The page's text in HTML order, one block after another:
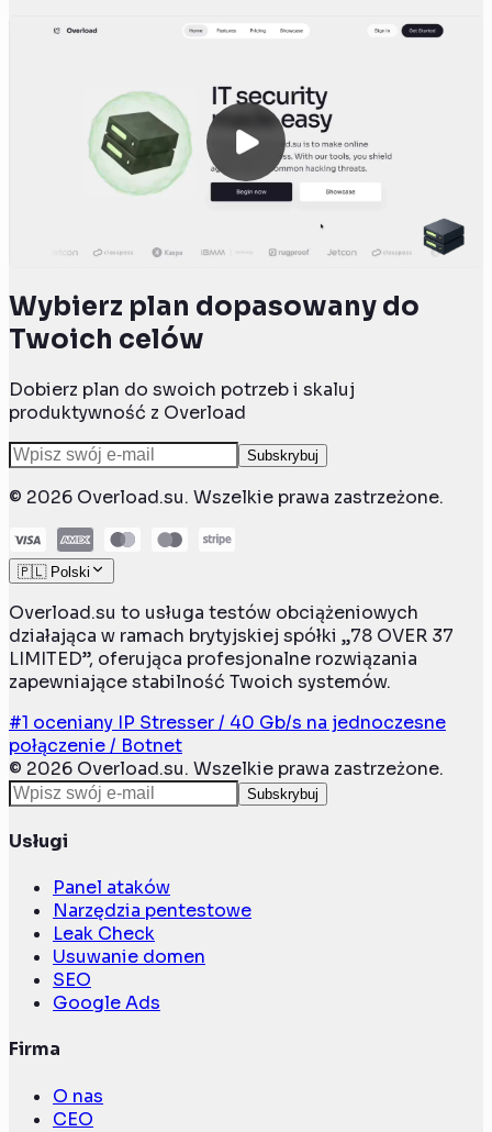
Wybierz plan dopasowany do
Twoich celów
Dobierz plan do swoich potrzeb i skaluj
produktywność z Overload
Subskrybuj
© 2026 Overload.su. Wszelkie prawa zastrzeżone.
🇵🇱 Polski
Overload.su to usługa testów obciążeniowych
działająca w ramach brytyjskiej spółki „78 OVER 37
LIMITED”, oferująca profesjonalne rozwiązania
zapewniające stabilność Twoich systemów.
#1 oceniany IP Stresser / 40 Gb/s na jednoczesne
połączenie / Botnet
© 2026 Overload.su. Wszelkie prawa zastrzeżone.
Subskrybuj
Usługi
Panel ataków
Narzędzia pentestowe
Leak Check
Usuwanie domen
SEO
Google Ads
Firma
O nas
CEO